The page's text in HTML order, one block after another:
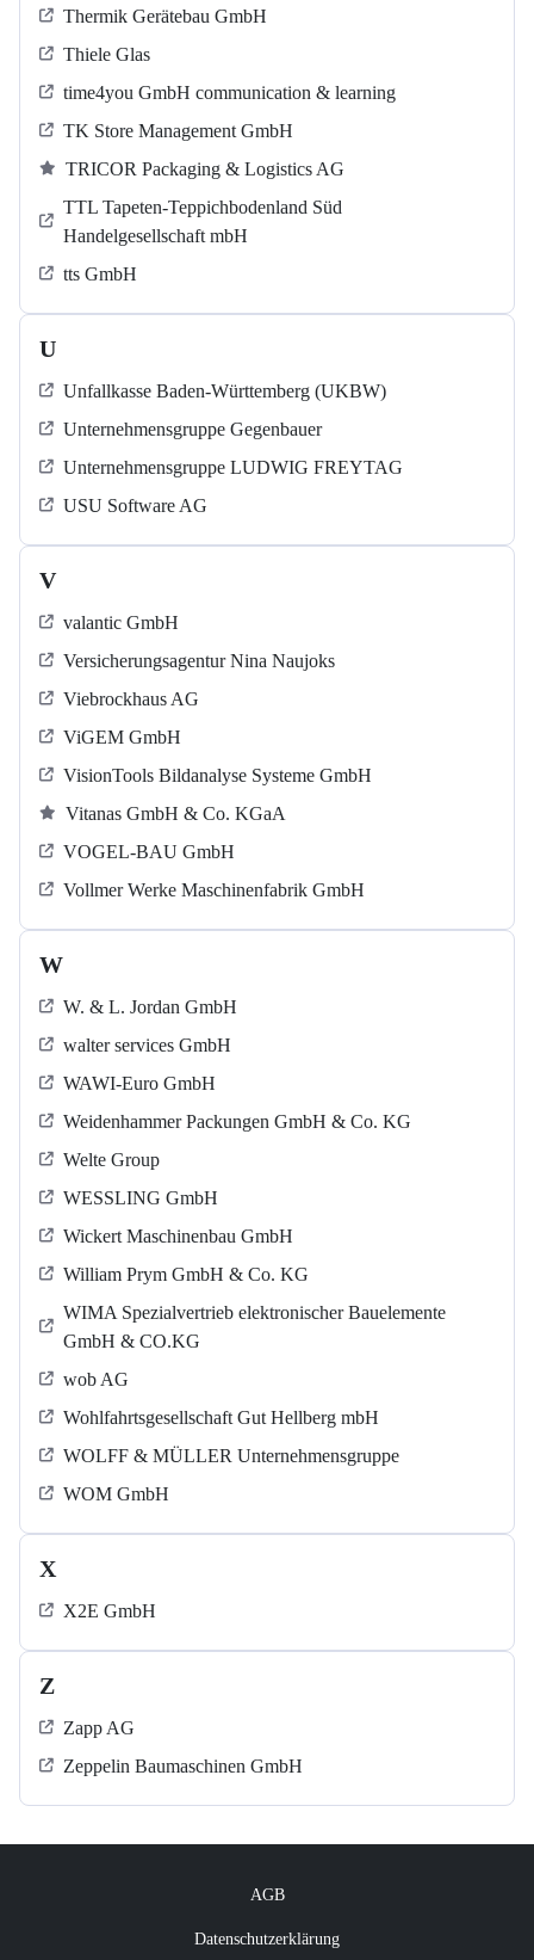
Thermik Gerätebau GmbH
Thiele Glas
time4you GmbH communication & learning
TK Store Management GmbH
TRICOR Packaging & Logistics AG
TTL Tapeten-Teppichbodenland Süd
Handelgesellschaft mbH
tts GmbH
U
Unfallkasse Baden-Württemberg (UKBW)
Unternehmensgruppe Gegenbauer
Unternehmensgruppe LUDWIG FREYTAG
USU Software AG
V
valantic GmbH
Versicherungsagentur Nina Naujoks
Viebrockhaus AG
ViGEM GmbH
VisionTools Bildanalyse Systeme GmbH
Vitanas GmbH & Co. KGaA
VOGEL-BAU GmbH
Vollmer Werke Maschinenfabrik GmbH
W
W. & L. Jordan GmbH
walter services GmbH
WAWI-Euro GmbH
Weidenhammer Packungen GmbH & Co. KG
Welte Group
WESSLING GmbH
Wickert Maschinenbau GmbH
William Prym GmbH & Co. KG
WIMA Spezialvertrieb elektronischer Bauelemente
GmbH & CO.KG
wob AG
Wohlfahrtsgesellschaft Gut Hellberg mbH
WOLFF & MÜLLER Unternehmensgruppe
WOM GmbH
X
X2E GmbH
Z
Zapp AG
Zeppelin Baumaschinen GmbH
AGB
Datenschutzerklärung